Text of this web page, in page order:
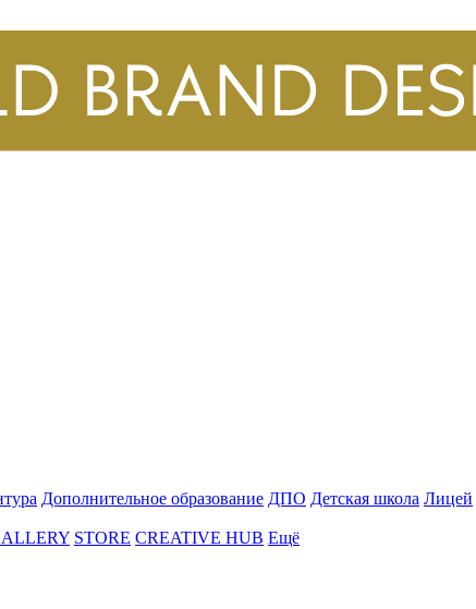
Дополнительное образование ДПО Детская школа Лицей
STORE CREATIVE HUB Ещё